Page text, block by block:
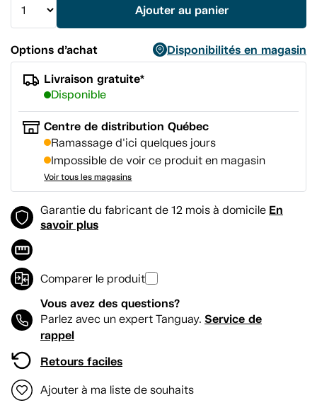
page.
Ajouter au panier
Options d’achat
Disponibilités en magasin
Livraison gratuite*
Disponible
Centre de distribution Québec
Ramassage d'ici quelques jours
Impossible de voir ce produit en magasin
Voir tous les magasins
Garantie du fabricant de 12 mois à domicile En
savoir plus
Comparer le produit
Vous avez des questions?
Parlez avec un expert Tanguay. Service de
rappel
Retours faciles
Ajouter à ma liste de souhaits